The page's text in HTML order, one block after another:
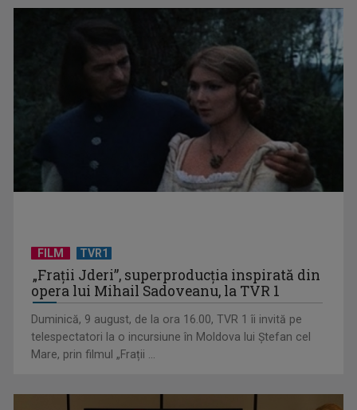
Cătălin Preda și Constantin Popovici luptă pentru trofeul
Cupei Mondiale la ...
CM 2026: Elveția se impune la penalty-uri, în timp ce
Argentina reușește o ...
FILM TVR1
„Frații Jderi”, superproducția inspirată din
opera lui Mihail Sadoveanu, la TVR 1
Duminică, 9 august, de la ora 16.00, TVR 1 îi invită pe
telespectatori la o incursiune în Moldova lui Ștefan cel
Mare, prin filmul „Frații ...